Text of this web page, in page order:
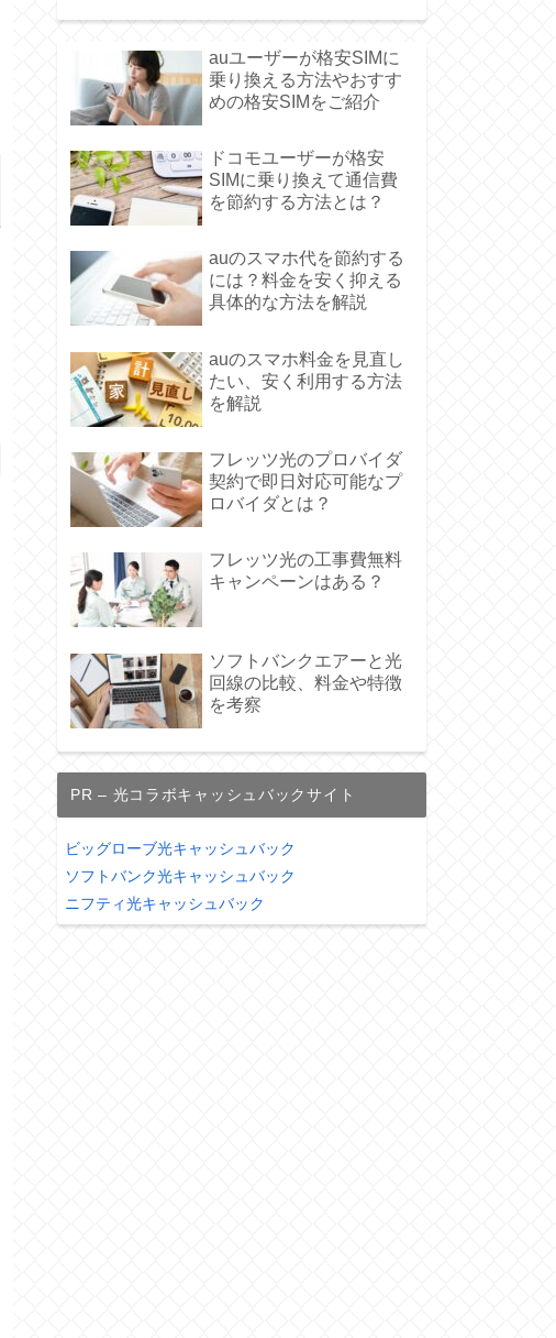
auユーザーが格安SIMに
乗り換える方法やおすす
めの格安SIMをご紹介
ドコモユーザーが格安
SIMに乗り換えて通信費
を節約する方法とは？
auのスマホ代を節約する
には？料金を安く抑える
具体的な方法を解説
auのスマホ料金を見直し
たい、安く利用する方法
を解説
フレッツ光のプロバイダ
契約で即日対応可能なプ
ロバイダとは？
フレッツ光の工事費無料
キャンペーンはある？
ソフトバンクエアーと光
回線の比較、料金や特徴
を考察
PR – 光コラボキャッシュバックサイト
ビッグローブ光キャッシュバック
ソフトバンク光キャッシュバック
ニフティ光キャッシュバック